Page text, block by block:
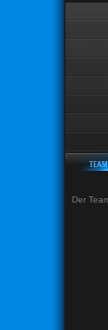
Der